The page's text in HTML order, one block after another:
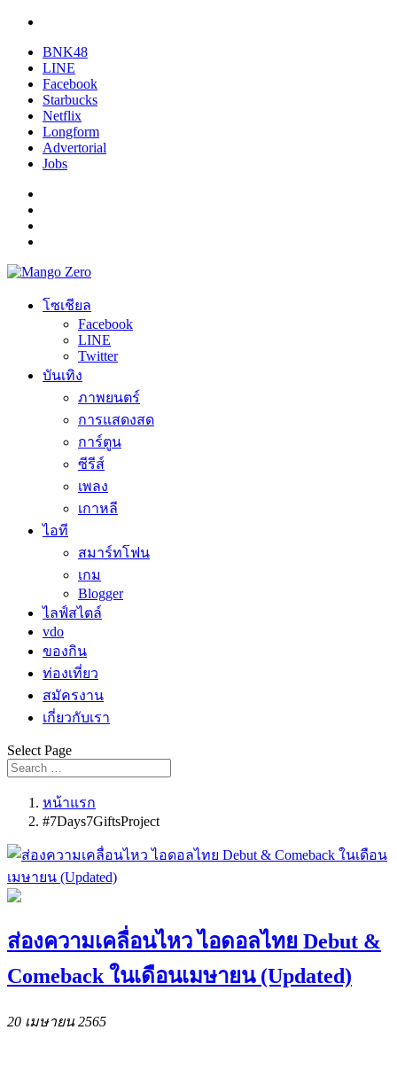
BNK48
LINE
Facebook
Starbucks
Netflix
Longform
Advertorial
Jobs
โซเชียล
Facebook
LINE
Twitter
บันเทิง
ภาพยนตร์
การแสดงสด
การ์ตูน
ซีรีส์
เพลง
เกาหลี
ไอที
สมาร์ทโฟน
เกม
Blogger
ไลฟ์สไตล์
vdo
ของกิน
ท่องเที่ยว
สมัครงาน
เกี่ยวกับเรา
Select Page
หน้าแรก
#7Days7GiftsProject
ส่องความเคลื่อนไหว ไอดอลไทย Debut &
Comeback ในเดือนเมษายน (Updated)
20 เมษายน 2565